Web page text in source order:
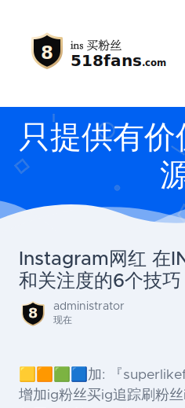
只提供有
Instagram网红 在
和关注度的6个技巧
administrator
现在
🟨🟧🟩🟦加: 『
增加ig粉丝买ig追踪刷粉